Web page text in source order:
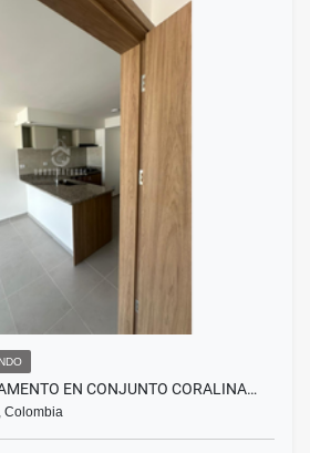
EN CONJUNTO CORALINA…
Colombia